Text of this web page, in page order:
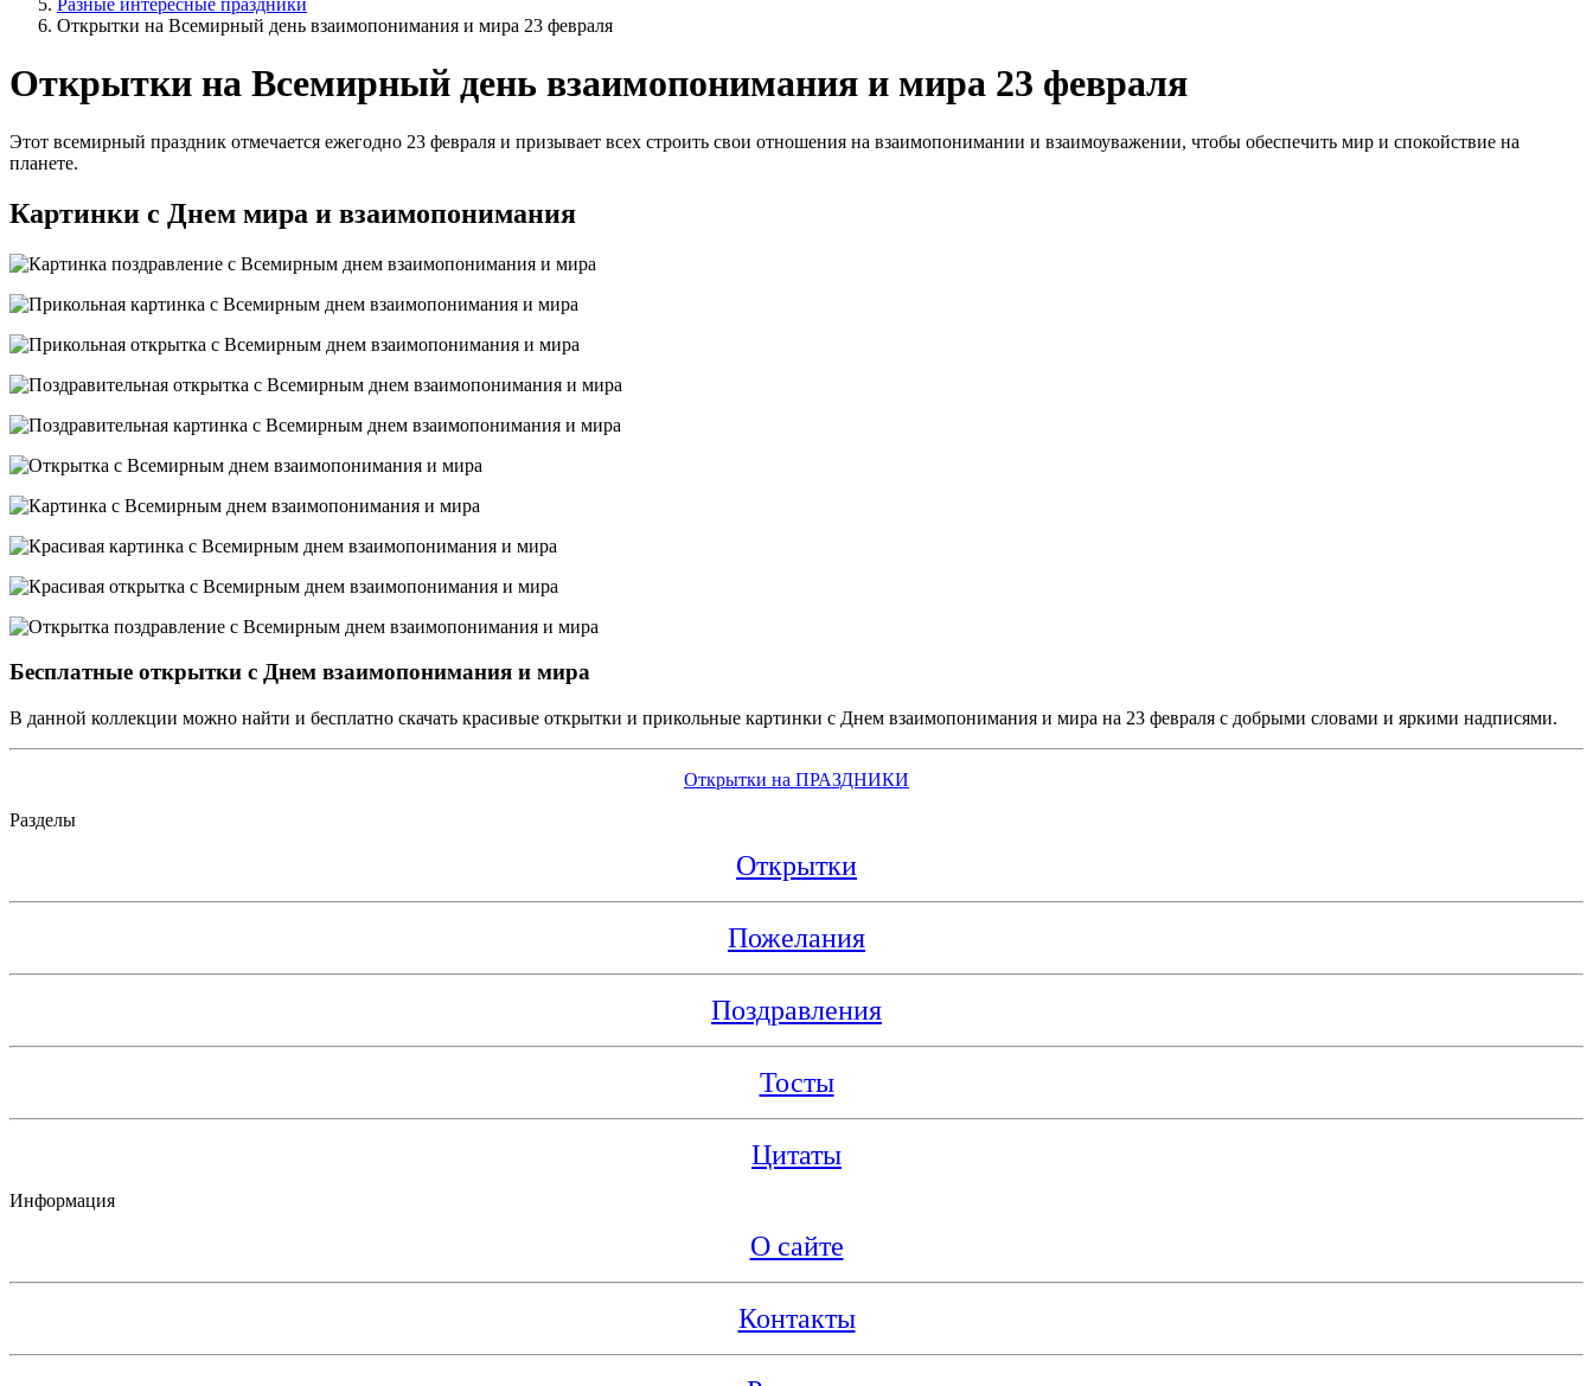
Разные интересные праздники
Открытки на Всемирный день взаимопонимания и мира 23 февраля
Открытки на Всемирный день взаимопонимания и мира 23 февраля
Этот всемирный праздник отмечается ежегодно 23 февраля и призывает всех строить свои отношения на взаимопонимании и взаимоуважении, чтобы обеспечить мир и спокойствие на
планете.
Картинки с Днем мира и взаимопонимания
Бесплатные открытки с Днем взаимопонимания и мира
В данной коллекции можно найти и бесплатно скачать красивые открытки и прикольные картинки с Днем взаимопонимания и мира на 23 февраля с добрыми словами и яркими надписями.
Открытки на ПРАЗДНИКИ
Разделы
Открытки
Пожелания
Поздравления
Тосты
Цитаты
Информация
О сайте
Контакты